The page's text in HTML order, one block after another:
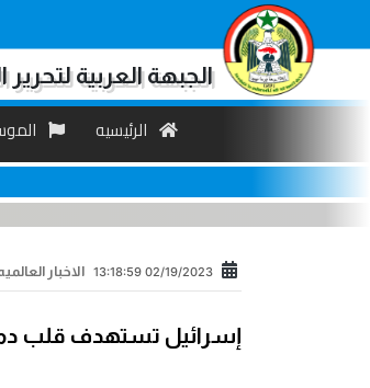
الجبهة العربية لتحرير
الرئیسیه
02/19/2023 13:18:59 الاخبار
إسرائيل تستهدف قلب